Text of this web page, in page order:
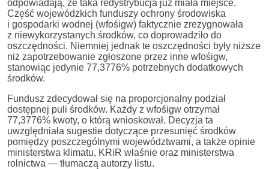
odpowiadają, że taka redystrybucja już miała miejsce.
Część wojewódzkich funduszy ochrony środowiska
i gospodarki wodnej (wfośigw) faktycznie zrezygnowała
z niewykorzystanych środków, co doprowadziło do
oszczędności. Niemniej jednak te oszczędności były niższe
niż zapotrzebowanie zgłoszone przez inne wfośigw,
stanowiąc jedynie 77,3776% potrzebnych dodatkowych
środków.
Fundusz zdecydował się na proporcjonalny podział
dostępnej puli środków. Każdy z wfośigw otrzymał
77,3776% kwoty, o którą wnioskował. Decyzja ta
uwzględniała sugestie dotyczące przesunięć środków
pomiędzy poszczególnymi województwami, a także opinie
ministerstwa klimatu, KRiR właśnie oraz ministerstwa
rolnictwa — tłumaczą autorzy listu.